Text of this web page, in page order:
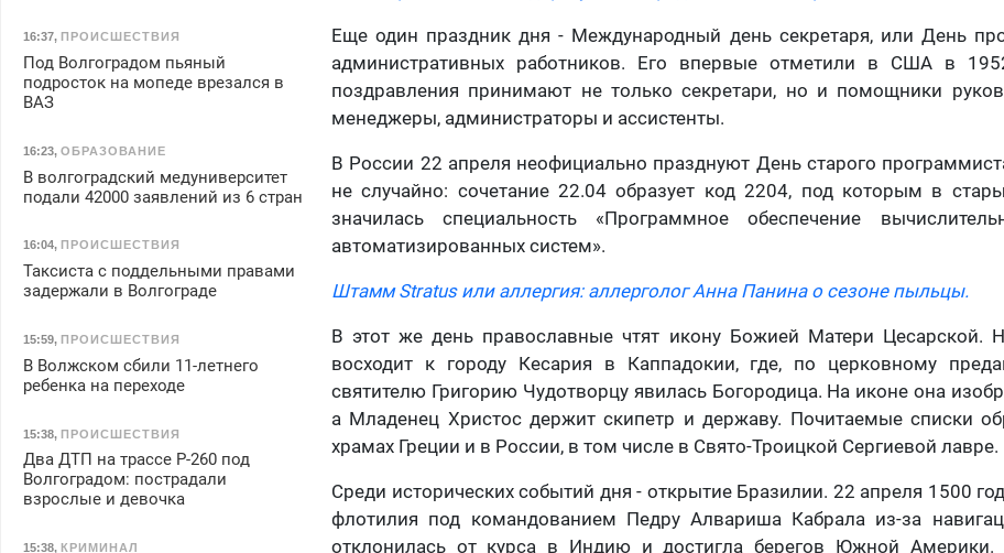
Еще один праздник дня - Международный день секретаря, или День
административных работников. Его впервые отметили в США в
поздравления принимают не только секретари, но и помощники
менеджеры, администраторы и ассистенты.
В России 22 апреля неофициально празднуют День старого
не случайно: сочетание 22.04 образует код 2204, под которым в
значилась специальность «Программное обеспечение
автоматизированных систем».
Штамм Stratus или аллергия: аллерголог Анна Панина о сезоне пыльцы.
В этот же день православные чтят икону Божией Матери Цесарской.
восходит к городу Кесария в Каппадокии, где, по церковному
святителю Григорию Чудотворцу явилась Богородица. На иконе она
а Младенец Христос держит скипетр и державу. Почитаемые списки
храмах Греции и в России, в том числе в Свято-Троицкой Сергиевой лавре.
Среди исторических событий дня - открытие Бразилии. 22 апреля 1500
флотилия под командованием Педру Алвариша Кабрала из-за
отклонилась от курса в Индию и достигла берегов Южной Америки.
16:37, ПРОИСШЕСТВИЯ
Под Волгоградом пьяный
подросток на мопеде врезался в
ВАЗ
16:23, ОБРАЗОВАНИЕ
В волгоградский медуниверситет
подали 42000 заявлений из 6 стран
16:04, ПРОИСШЕСТВИЯ
Таксиста с поддельными правами
задержали в Волгограде
15:59, ПРОИСШЕСТВИЯ
В Волжском сбили 11-летнего
ребенка на переходе
15:38, ПРОИСШЕСТВИЯ
Два ДТП на трассе Р-260 под
Волгоградом: пострадали
взрослые и девочка
15:38, КРИМИНАЛ